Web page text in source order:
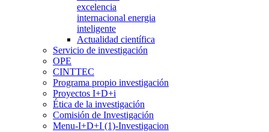
excelencia
internacional energia
inteligente
Actualidad científica
Servicio de investigación
OPE
CINTTEC
Programa propio investigación
Proyectos I+D+i
Ética de la investigación
Comisión de Investigación
Menu-I+D+I (1)-Investigacion